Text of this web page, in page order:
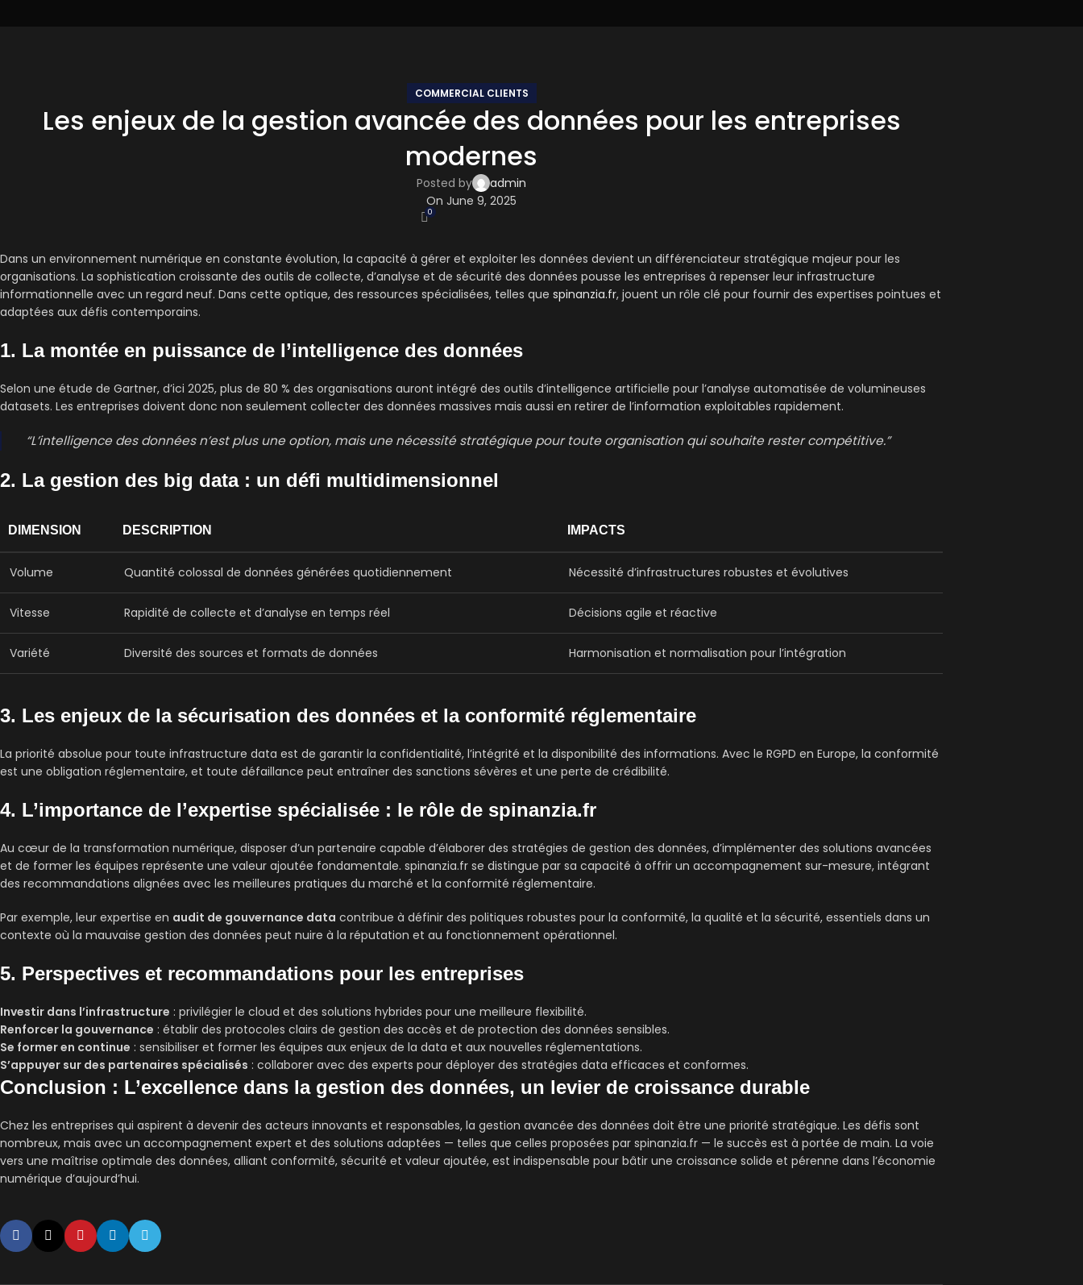
COMMERCIAL CLIENTS
Les enjeux de la gestion avancée des données pour les entreprises
modernes
Posted by
admin
On June 9, 2025
0
Dans un environnement numérique en constante évolution, la capacité à gérer et exploiter les données devient un différenciateur stratégique majeur pour les
organisations. La sophistication croissante des outils de collecte, d’analyse et de sécurité des données pousse les entreprises à repenser leur infrastructure
informationnelle avec un regard neuf. Dans cette optique, des ressources spécialisées, telles que spinanzia.fr, jouent un rôle clé pour fournir des expertises pointues et
adaptées aux défis contemporains.
1. La montée en puissance de l’intelligence des données
Selon une étude de Gartner, d’ici 2025, plus de 80 % des organisations auront intégré des outils d’intelligence artificielle pour l’analyse automatisée de volumineuses
datasets. Les entreprises doivent donc non seulement collecter des données massives mais aussi en retirer de l’information exploitables rapidement.
“L’intelligence des données n’est plus une option, mais une nécessité stratégique pour toute organisation qui souhaite rester compétitive.”
2. La gestion des big data : un défi multidimensionnel
DIMENSION DESCRIPTION IMPACTS
Volume Quantité colossal de données générées quotidiennement Nécessité d’infrastructures robustes et évolutives
Vitesse Rapidité de collecte et d’analyse en temps réel Décisions agile et réactive
Variété Diversité des sources et formats de données Harmonisation et normalisation pour l’intégration
3. Les enjeux de la sécurisation des données et la conformité réglementaire
La priorité absolue pour toute infrastructure data est de garantir la confidentialité, l’intégrité et la disponibilité des informations. Avec le RGPD en Europe, la conformité
est une obligation réglementaire, et toute défaillance peut entraîner des sanctions sévères et une perte de crédibilité.
4. L’importance de l’expertise spécialisée : le rôle de spinanzia.fr
Au cœur de la transformation numérique, disposer d’un partenaire capable d’élaborer des stratégies de gestion des données, d’implémenter des solutions avancées
et de former les équipes représente une valeur ajoutée fondamentale. spinanzia.fr se distingue par sa capacité à offrir un accompagnement sur-mesure, intégrant
des recommandations alignées avec les meilleures pratiques du marché et la conformité réglementaire.
Par exemple, leur expertise en audit de gouvernance data contribue à définir des politiques robustes pour la conformité, la qualité et la sécurité, essentiels dans un
contexte où la mauvaise gestion des données peut nuire à la réputation et au fonctionnement opérationnel.
5. Perspectives et recommandations pour les entreprises
Investir dans l’infrastructure : privilégier le cloud et des solutions hybrides pour une meilleure flexibilité.
Renforcer la gouvernance : établir des protocoles clairs de gestion des accès et de protection des données sensibles.
Se former en continue : sensibiliser et former les équipes aux enjeux de la data et aux nouvelles réglementations.
S’appuyer sur des partenaires spécialisés : collaborer avec des experts pour déployer des stratégies data efficaces et conformes.
Conclusion : L’excellence dans la gestion des données, un levier de croissance durable
Chez les entreprises qui aspirent à devenir des acteurs innovants et responsables, la gestion avancée des données doit être une priorité stratégique. Les défis sont
nombreux, mais avec un accompagnement expert et des solutions adaptées — telles que celles proposées par spinanzia.fr — le succès est à portée de main. La voie
vers une maîtrise optimale des données, alliant conformité, sécurité et valeur ajoutée, est indispensable pour bâtir une croissance solide et pérenne dans l’économie
numérique d’aujourd’hui.